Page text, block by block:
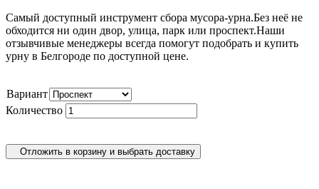
Самый доступный инструмент сбора мусора-урна.Без неё не
обходится ни один двор, улица, парк или проспект.Наши
отзывчивые менеджеры всегда помогут подобрать и купить
урну в Белгороде по доступной цене.
Вариант
Количество
Отложить в корзину и выбрать доставку